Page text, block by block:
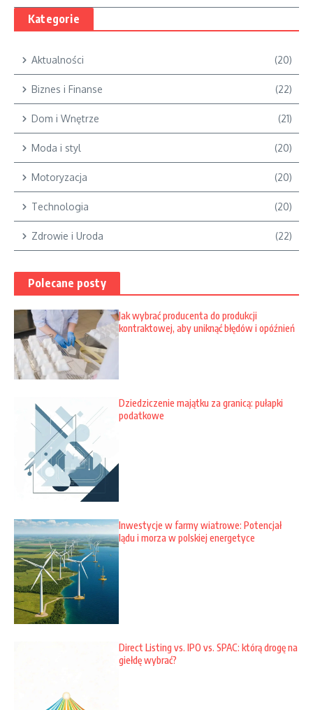
Kategorie
Aktualności (20)
Biznes i Finanse (22)
Dom i Wnętrze (21)
Moda i styl (20)
Motoryzacja (20)
Technologia (20)
Zdrowie i Uroda (22)
Polecane posty
Jak wybrać producenta do produkcji
kontraktowej, aby uniknąć błędów i opóźnień
Dziedziczenie majątku za granicą: pułapki
podatkowe
Inwestycje w farmy wiatrowe: Potencjał
lądu i morza w polskiej energetyce
Direct Listing vs. IPO vs. SPAC: którą drogę na
giełdę wybrać?